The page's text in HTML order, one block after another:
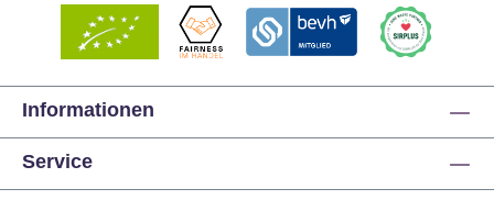
Informationen
Service